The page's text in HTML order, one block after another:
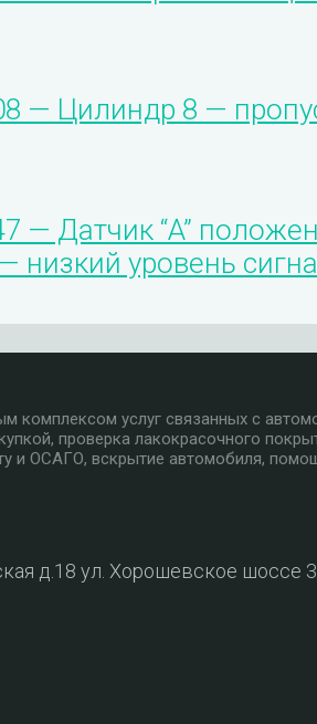
— Цилиндр 8 —
— Датчик “A”
низкий уровень
комплексом услуг связанных с
проверка лакокрасочного
и ОСАГО, вскрытие автомобиля,
д.18 ул. Хорошевское шоссе